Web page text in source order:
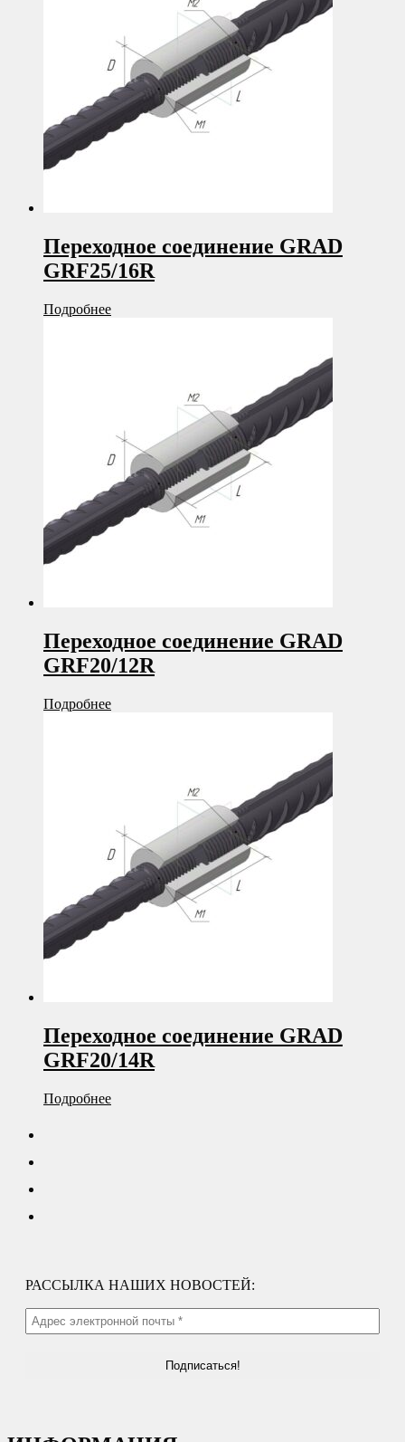
Переходное соединение GRAD
GRF25/16R
Подробнее
Переходное соединение GRAD
GRF20/12R
Подробнее
Переходное соединение GRAD
GRF20/14R
Подробнее
РАССЫЛКА НАШИХ НОВОСТЕЙ: